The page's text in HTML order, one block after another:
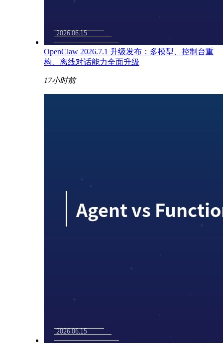
OpenClaw 2026.7.1 升级发布：多模型、控制台重
构、离线对话能力全面升级
17小时前